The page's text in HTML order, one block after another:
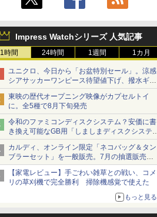
Impress Watchシリーズ 人気記事
1時間 24時間 1週間 1カ月
ユニクロ、今日から「お盆特別セール」。涼感
シアサッカーワンピース待望値下げ、撥水ギア
ショーツは1990円に
東映の歴代オープニング映像がカプセルトイ
に。全5種で8月下旬発売
令和のファミコンディスクシステム？安価に書
き換え可能なGB用「しましまディスクシステ
ム」
カルディ、オンライン限定「ネコバッグ＆タン
ブラーセット」を一般販売。7月の抽選販売の
当選無効分
【家電レビュー】手ごわい雑草との戦い、コメ
リの草刈機で完全勝利 掃除機感覚で使えた
もっと見る